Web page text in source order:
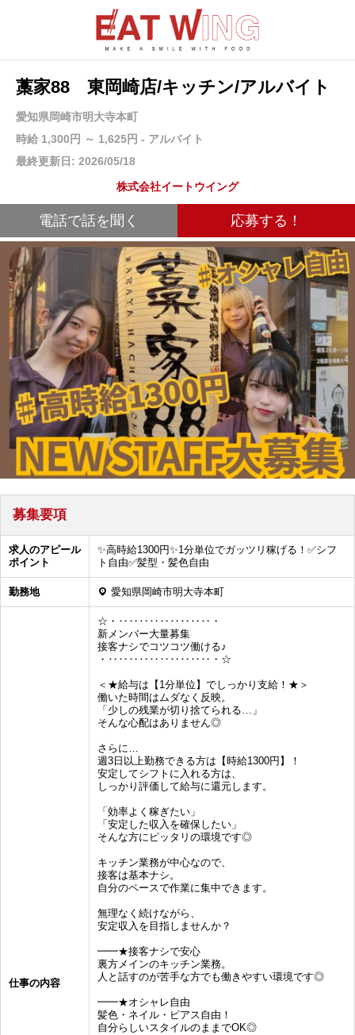
藁家88 東岡崎店/キッチン/アルバイト
愛知県岡崎市明大寺本町
時給 1,300円 ～ 1,625円 - アルバイト
最終更新日: 2026/05/18
株式会社イートウイング
電話で話を聞く 応募する！
募集要項
求人のアピール
ポイント
✨高時給1300円✨1分単位でガッツリ稼げる！✅️シフ
ト自由✅️髪型・髪色自由
勤務地 愛知県岡崎市明大寺本町
仕事の内容
☆・‥‥‥‥‥‥‥‥‥・
新メンバー大量募集
接客ナシでコツコツ働ける♪
・‥‥‥‥‥‥‥‥‥‥・☆
＜★給与は【1分単位】でしっかり支給！★＞
働いた時間はムダなく反映。
「少しの残業が切り捨てられる…」
そんな心配はありません◎
さらに…
週3日以上勤務できる方は【時給1300円】！
安定してシフトに入れる方は、
しっかり評価して給与に還元します。
「効率よく稼ぎたい」
「安定した収入を確保したい」
そんな方にピッタリの環境です◎
キッチン業務が中心なので、
接客は基本ナシ。
自分のペースで作業に集中できます。
無理なく続けながら、
安定収入を目指しませんか？
━━★接客ナシで安心
裏方メインのキッチン業務。
人と話すのが苦手な方でも働きやすい環境です◎
━━★オシャレ自由
髪色・ネイル・ピアス自由！
自分らしいスタイルのままでOK◎